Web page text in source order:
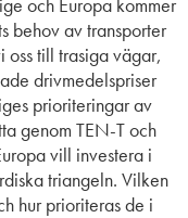
behov av transporter
oss till trasiga vägar,
drivmedelspriser
prioriteringar av
genom TEN-T och
vill investera i
triangeln. Vilken
hur prioriteras de i